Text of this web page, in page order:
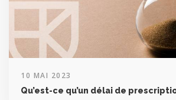
10 MAI 2023
Qu’est-ce qu’un délai de